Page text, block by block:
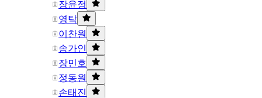
장윤정
영탁
이찬원
송가인
장민호
정동원
손태진